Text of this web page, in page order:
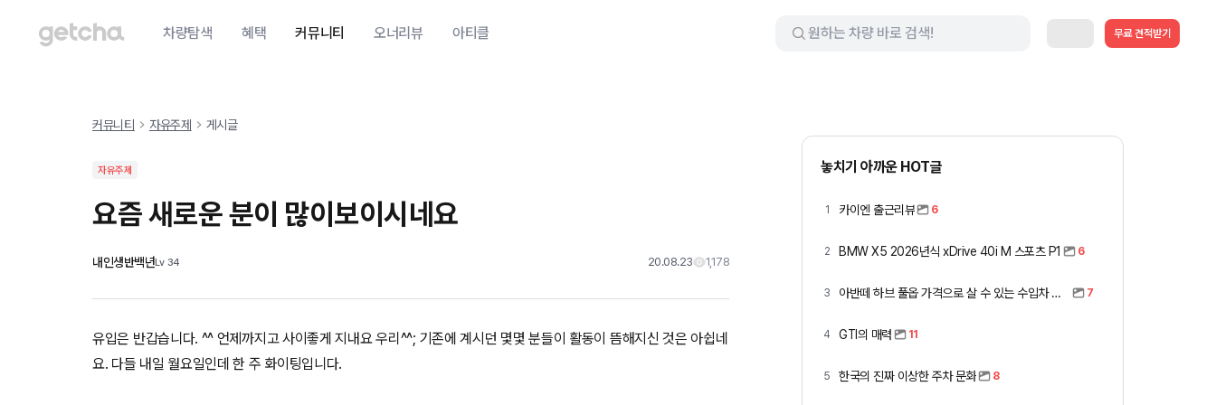
차량탐색 혜택 커뮤니티 오너리뷰 아티클 무료 견적받기
커뮤니티 자유주제 게시글
자유주제
요즘 새로운 분이 많이보이시네요
내인생반백년Lv 34 20.08.23 1,178
유입은 반갑습니다. ^^ 언제까지고 사이좋게 지내요 우리^^; 기존에 계시던 몇몇 분들이 활동이 뜸해지신 것은 아쉽네
요. 다들 내일 월요일인데 한 주 화이팅입니다.
놓치기 아까운 HOT글
1 카이엔 출근리뷰 6
2 BMW X5 2026년식 xDrive 40i M 스포츠 P1 6
3 아반떼 하브 풀옵 가격으로 살 수 있는 수입차 모아봤습니다 (중고 포함) 7
4 GTI의 매력 11
5 한국의 진짜 이상한 주차 문화 8